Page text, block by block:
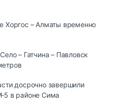
Хоргос – Алматы временно
– Гатчина – Павловск
досрочно завершили
в районе Сима